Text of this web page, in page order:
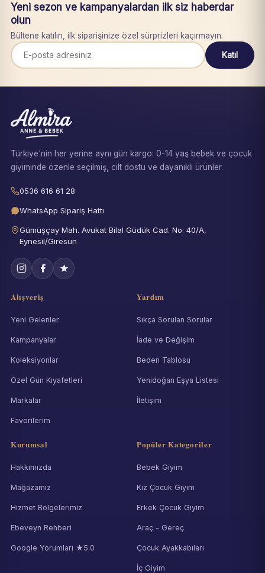
Yeni sezon ve kampanyalardan ilk siz haberdar
olun
Bültene katılın, ilk siparişinize özel sürprizleri kaçırmayın.
Katıl
Türkiye'nin her yerine aynı gün kargo: 0-14 yaş bebek ve çocuk
giyiminde özenle seçilmiş, cilt dostu ve dayanıklı ürünler.
0536 616 61 28
WhatsApp Sipariş Hattı
Gümüşçay Mah. Avukat Bilal Güdük Cad. No: 40/A,
Eynesil/Giresun
Alışveriş
Yeni Gelenler
Kampanyalar
Koleksiyonlar
Özel Gün Kıyafetleri
Markalar
Favorilerim
Yardım
Sıkça Sorulan Sorular
İade ve Değişim
Beden Tablosu
Yenidoğan Eşya Listesi
İletişim
Kurumsal
Hakkımızda
Mağazamız
Hizmet Bölgelerimiz
Ebeveyn Rehberi
Google Yorumları ★5.0
Popüler Kategoriler
Bebek Giyim
Kız Çocuk Giyim
Erkek Çocuk Giyim
Araç - Gereç
Çocuk Ayakkabıları
İç Giyim